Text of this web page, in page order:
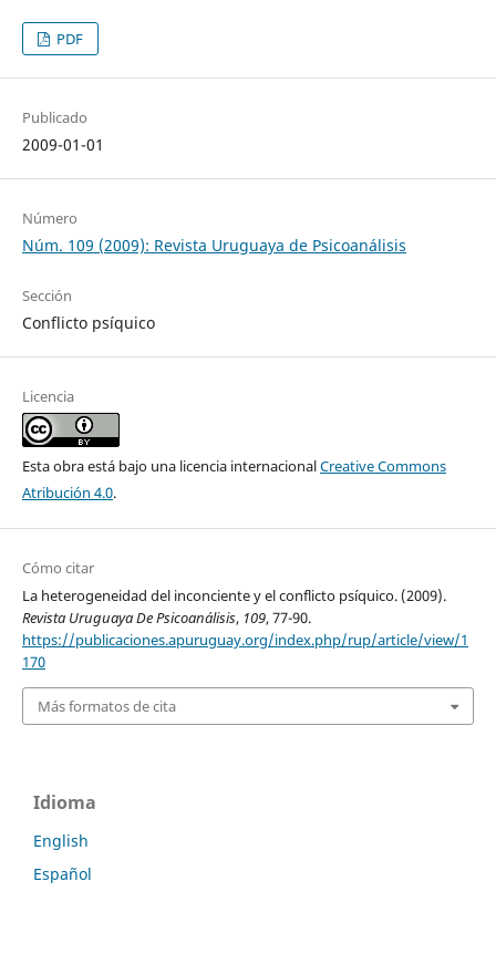
PDF
Publicado
2009-01-01
Número
Núm. 109 (2009): Revista Uruguaya de Psicoanálisis
Sección
Conflicto psíquico
Licencia
Esta obra está bajo una licencia internacionalCreative Commons
Atribución 4.0.
Cómo citar
La heterogeneidad del inconciente y el conflicto psíquico. (2009).
Revista Uruguaya De Psicoanálisis, 109, 77-90.
https://publicaciones.apuruguay.org/index.php/rup/article/view/1
170
Más formatos de cita
Idioma
English
Español